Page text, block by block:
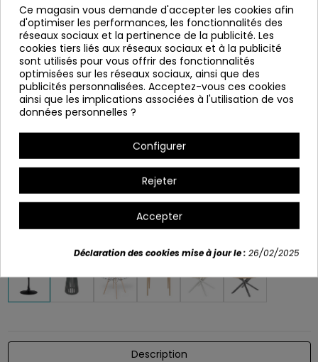
Diamètre Foot: 65 cm
Recommandations d'utilisation et de nettoyage
Évitez les produits et éléments abrasifs avec des adhésifs ou
des adhésifs, car ils peuvent endommager la surface.
Nettoyer uniquement avec un chiffon doux humidifié dans
l'eau et séchez correctement après le nettoyage.
Description
Ce magasin vous demande d'accepter les cookies afin
d'optimiser les performances, les fonctionnalités des
réseaux sociaux et la pertinence de la publicité. Les
cookies tiers liés aux réseaux sociaux et à la publicité
sont utilisés pour vous offrir des fonctionnalités
optimisées sur les réseaux sociaux, ainsi que des
publicités personnalisées. Acceptez-vous ces cookies
ainsi que les implications associées à l'utilisation de vos
données personnelles ?
Configurer
Rejeter
Accepter
Déclaration des cookies mise à jour le :26/02/2025